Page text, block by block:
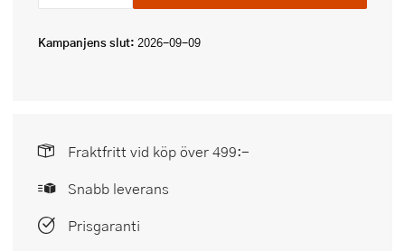
Kampanjens slut: 2026-09-09
Fraktfritt vid köp över 499:-
Snabb leverans
Prisgaranti